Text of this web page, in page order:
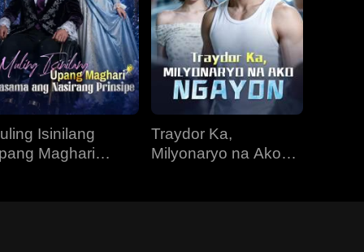
Isinilang
Maghari
Traydor Ka,
Milyonaryo na Ako